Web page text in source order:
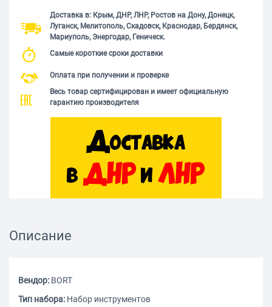
Доставка в: Крым, ДНР, ЛНР, Ростов на Дону, Донецк,
Луганск, Мелитополь, Скадовск, Краснодар, Бердянск,
Мариуполь, Энергодар, Геническ.
Самые короткие сроки доставки
Оплата при получении и проверке
Весь товар сертифицирован и имеет официальную
гарантию производителя
Описание
Вендор: BORT
Тип набора: Набор инструментов